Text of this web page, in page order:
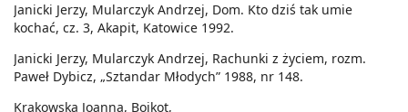
Janicki Jerzy, Mularczyk Andrzej, Dom. Kto dziś tak umie
kochać, cz. 3, Akapit, Katowice 1992.
Janicki Jerzy, Mularczyk Andrzej, Rachunki z życiem, rozm.
Paweł Dybicz, „Sztandar Młodych” 1988, nr 148.
Krakowska Joanna, Bojkot,